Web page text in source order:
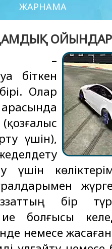
ЖАРНАМА
–
біткен
Олар
үшін),
үшін
бір
болғысы
немесе